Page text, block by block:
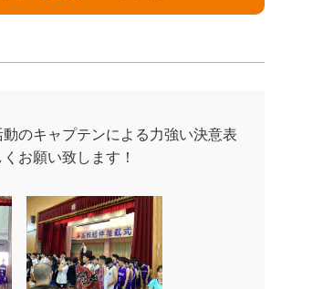
のキャプテンによる力強い決意表
お願い致します！